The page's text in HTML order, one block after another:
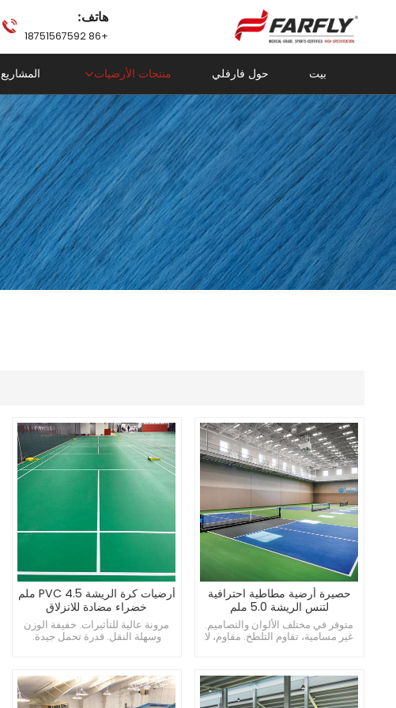
هاتف:
+86 18751567592
بيت حول فارفلي منتجات الأرضيات المشاريع
أرضيات كرة الريشة PVC 4.5 ملم
خضراء مضادة للانزلاق
مرونة عالية للتأثيرات. خفيفة الوزن
وسهلة النقل. قدرة تحمل جيدة.
حصيرة أرضية مطاطية احترافية
لتنس الريشة 5.0 ملم
متوفر في مختلف الألوان والتصاميم.
غير مسامية، تقاوم التلطخ. مقاوم، لا